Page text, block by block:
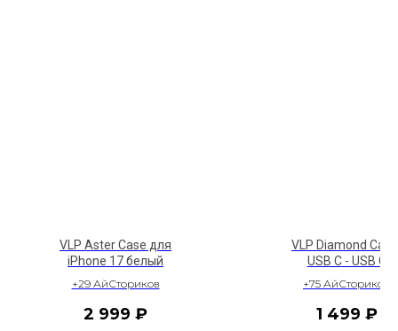
VLP Aster Case для
iPhone 17 белый
+29 АйСториков
2 999 ₽
VLP Diamond
USB C - USB C
+75 АйСториков
1 499 ₽